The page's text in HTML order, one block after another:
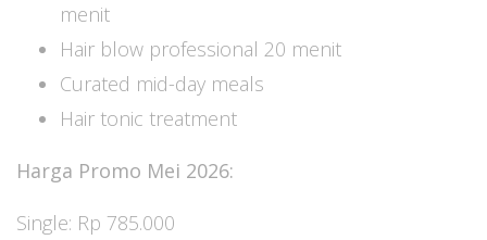
menit
Hair blow professional 20 menit
Curated mid-day meals
Hair tonic treatment
Harga Promo Mei 2026:
Single: Rp 785.000